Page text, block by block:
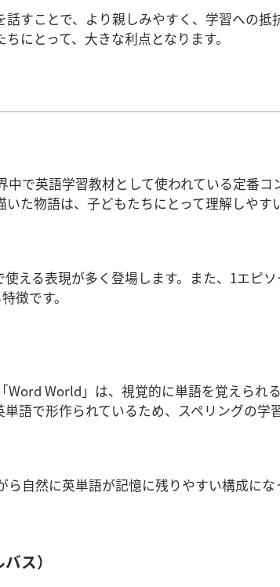
すことで、より親しみやすく、学習への抵
にとって、大きな利点となります。
で英語学習教材として使われている定番コ
た物語は、子どもたちにとって理解しやす
える表現が多く登場します。また、1エピソ
徴です。
World」は、視覚的に単語を覚えられる
語で形作られているため、スペリングの学
自然に英単語が記憶に残りやすい構成にな
ス）